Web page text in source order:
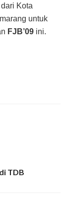
Kota
untuk
FJB’09 ini.
TDB